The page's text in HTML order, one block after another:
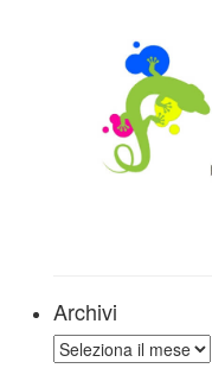
Archivi
Archivi